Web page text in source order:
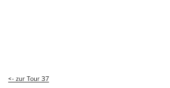
<- zur Tour 37